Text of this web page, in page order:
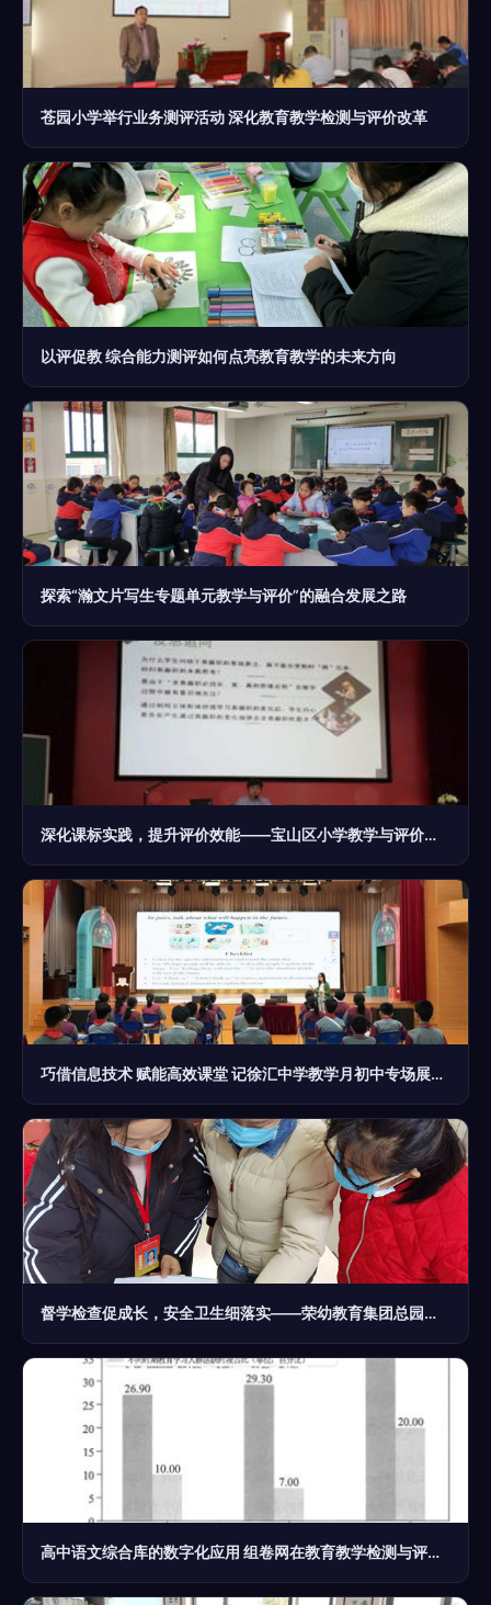
苍园小学举行业务测评活动 深化教育教学检测与评价改革
以评促教 综合能力测评如何点亮教育教学的未来方向
探索“瀚文片写生专题单元教学与评价”的融合发展之路
深化课标实践，提升评价效能——宝山区小学教学与评价基地学校展示活动综述
巧借信息技术 赋能高效课堂 记徐汇中学教学月初中专场展示活动
督学检查促成长，安全卫生细落实——荣幼教育集团总园教育教学检测和评价活动纪实
高中语文综合库的数字化应用 组卷网在教育教学检测与评价中的实践与思考